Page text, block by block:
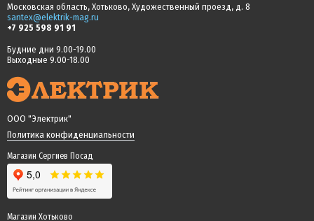
Московская область, Хотьково, Художественный проезд, д. 8
santex@elektrik-mag.ru
+7 925 598 91 91
Будние дни 9.00-19.00
Выходные 9.00-18.00
ООО "Электрик"
Политика конфиденциальности
Магазин Сергиев Посад
Магазин Хотьково